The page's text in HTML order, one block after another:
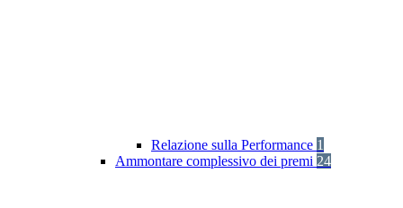
Relazione sulla Performance 1
Ammontare complessivo dei premi 24